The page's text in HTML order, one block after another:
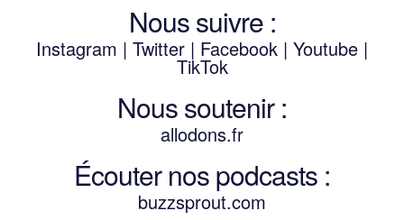
Nous suivre :
Instagram | Twitter | Facebook | Youtube |
TikTok
Nous soutenir :
allodons.fr
Écouter nos podcasts :
buzzsprout.com